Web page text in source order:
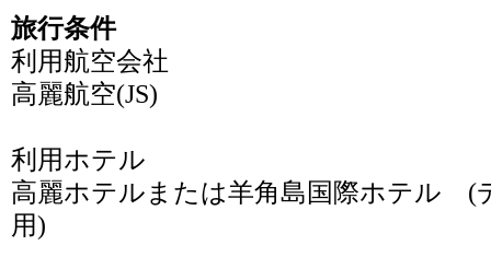
旅行条件
利用航空会社
高麗航空(JS)
利用ホテル
高麗ホテルまたは羊角島国際ホテル (
用)